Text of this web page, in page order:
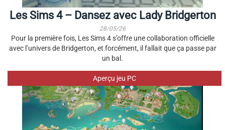
Les Sims 4 – Dansez avec Lady Bridgerton
28/05/26
Pour la première fois, Les Sims 4 s’offre une collaboration officielle
avec l’univers de Bridgerton, et forcément, il fallait que ça passe par
un bal.
Aperçu jeu PC